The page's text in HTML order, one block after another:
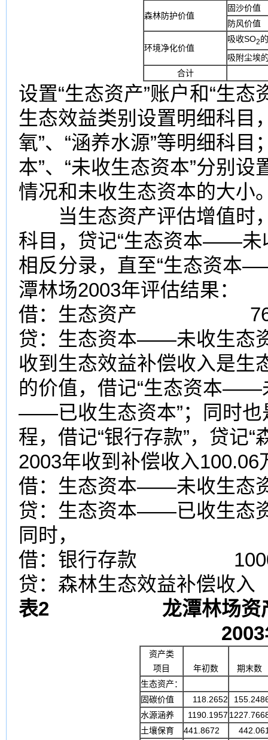
森林防护价值
固沙价值
防风价值
环境净化价值
吸收SO2
吸附尘埃
合计
设置“生态资产”账户和“生态
生态效益类别设置明细科目
氧”、“涵养水源”等明细科目
本”、“未收生态资本”分别
情况和未收生态资本的大小
当生态资产评估增值时，
科目，贷记“生态资本——未
相反分录，直至“生态资本
潭林场2003年评估结果：
借：生态资产
贷：生态资本——未收生
收到生态效益补偿收入是生
的价值，借记“生态资本——
——已收生态资本”；同时也
程，借记“银行存款”，贷记
2003年收到补偿收入100.06
借：生态资本——未收生态
贷：生态资本——已收生
同时，
借：银行存款
贷：森林生态效益补偿
表2 龙潭林场资
2003
资产类
项目
年初数
期末数
生态资产：
固碳价值
118.2652
水源涵养
1190.1957
土壤保育
441.8672